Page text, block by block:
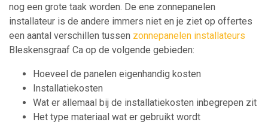
nog een grote taak worden. De ene zonnepanelen
installateur is de andere immers niet en je ziet op offertes
een aantal verschillen tussen zonnepanelen installateurs
Bleskensgraaf Ca op de volgende gebieden:
Hoeveel de panelen eigenhandig kosten
Installatiekosten
Wat er allemaal bij de installatiekosten inbegrepen zit
Het type materiaal wat er gebruikt wordt